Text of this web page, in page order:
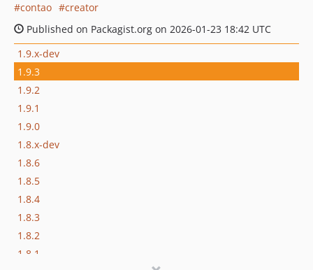
contao
creator
Published on Packagist.org on 2026-01-23 18:42 UTC
1.9.x-dev
1.9.3
1.9.2
1.9.1
1.9.0
1.8.x-dev
1.8.6
1.8.5
1.8.4
1.8.3
1.8.2
1.8.1